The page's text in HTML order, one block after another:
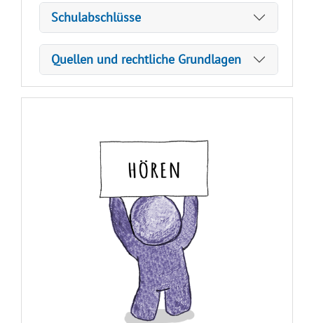
Schulabschlüsse
Quellen und rechtliche Grundlagen